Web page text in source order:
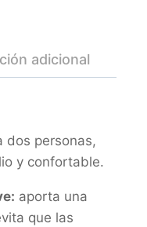
adicional
dos personas,
y confortable.
aporta una
que las